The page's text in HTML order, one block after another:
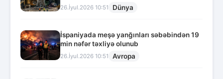
26.İyul.2026 10:51 Dünya
İspaniyada meşə yanğınları səbəbindən 19
min nəfər təxliyə olunub
26.İyul.2026 10:51 Avropa